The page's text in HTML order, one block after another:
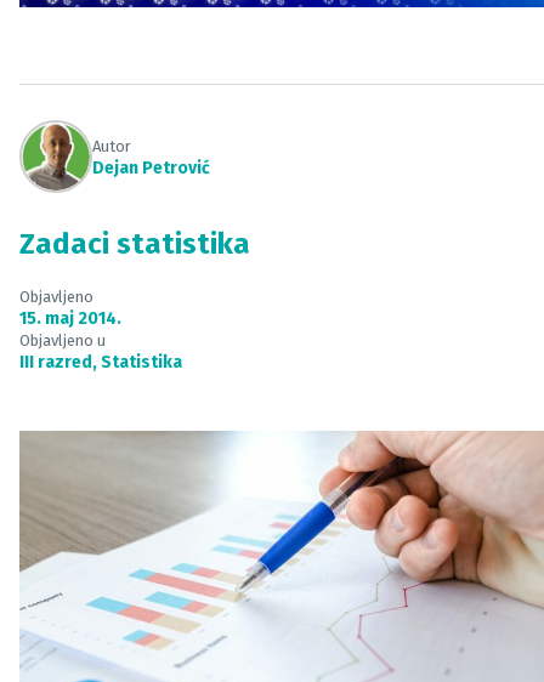
Autor
Dejan Petrović
Zadaci statistika
Objavljeno
15. maj 2014.
Objavljeno u
III razred,Statistika